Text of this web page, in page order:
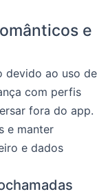
e
devido ao uso de
com perfis
fora do app.
e manter
e dados